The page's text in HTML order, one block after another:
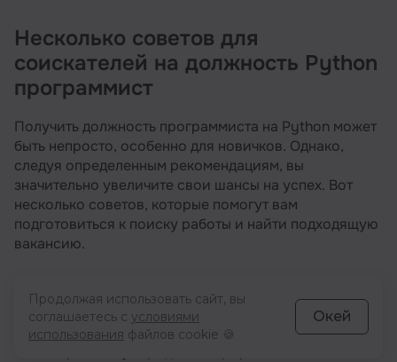
Несколько советов для
соискателей на должность Python
программист
Получить должность программиста на Python может
быть непросто, особенно для новичков. Однако,
следуя определенным рекомендациям, вы
значительно увеличите свои шансы на успех. Вот
несколько советов, которые помогут вам
подготовиться к поиску работы и найти подходящую
вакансию.
Создайте портфолио проектов
несколько небольших проектов и выложите их
на GitHub. Работодатели ценят кандидатов,
Продолжая использовать сайт, вы
соглашаетесь с условиями
использования файлов cookie 🍪
Окей